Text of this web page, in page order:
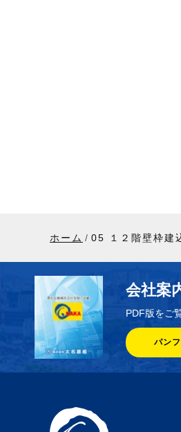
ホーム 05 １２階壁枠建
会社案
PDF版をご
パン